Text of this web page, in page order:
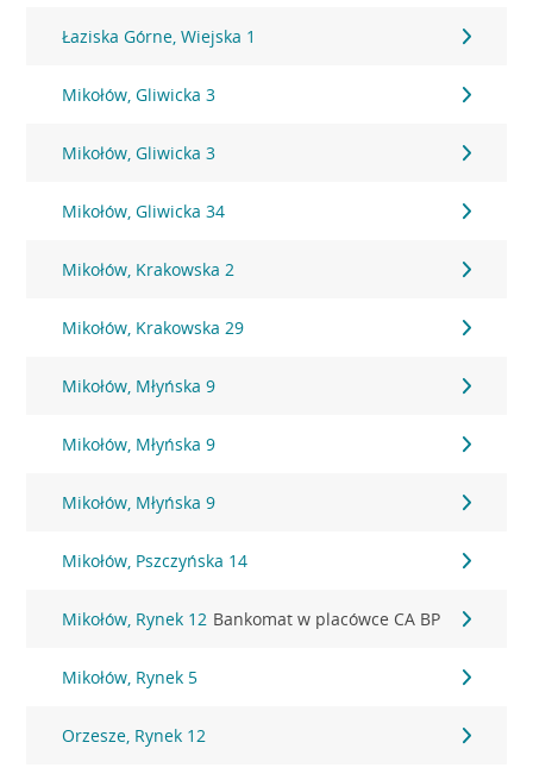
Łaziska Górne, Wiejska 1
Mikołów, Gliwicka 3
Mikołów, Gliwicka 3
Mikołów, Gliwicka 34
Mikołów, Krakowska 2
Mikołów, Krakowska 29
Mikołów, Młyńska 9
Mikołów, Młyńska 9
Mikołów, Młyńska 9
Mikołów, Pszczyńska 14
Mikołów, Rynek 12 Bankomat w placówce CA BP
Mikołów, Rynek 5
Orzesze, Rynek 12